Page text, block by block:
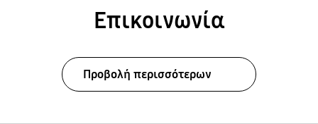
Επικοινωνία
Προβολή περισσότερων